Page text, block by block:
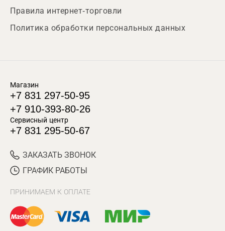
Правила интернет-торговли
Политика обработки персональных данных
Магазин
+7 831 297-50-95
+7 910-393-80-26
Сервисный центр
+7 831 295-50-67
ЗАКАЗАТЬ ЗВОНОК
ГРАФИК РАБОТЫ
ПРИНИМАЕМ К ОПЛАТЕ